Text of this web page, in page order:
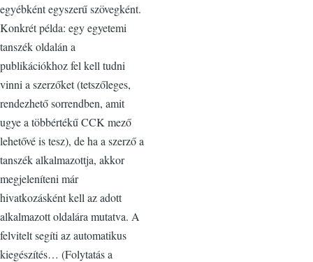
egyébként egyszerű szövegként.
Konkrét példa: egy egyetemi
tanszék oldalán a
publikációkhoz fel kell tudni
vinni a szerzőket (tetszőleges,
rendezhető sorrendben, amit
ugye a többértékű CCK mező
lehetővé is tesz), de ha a szerző a
tanszék alkalmazottja, akkor
megjeleníteni már
hivatkozásként kell az adott
alkalmazott oldalára mutatva. A
felvitelt segíti az automatikus
kiegészítés… (Folytatás a